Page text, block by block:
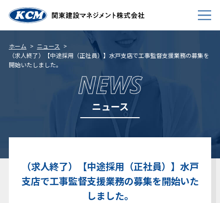
会社案内
キャリア採用
免責事項
ホーム
ニュース
（求人終了）【中途採用（正社員）】水戸支店で工事監督支援業務の募集を
開始いたしました。
NEWS
ニュース
（求人終了）【中途採用（正社員）】水戸
支店で工事監督支援業務の募集を開始いた
しました。